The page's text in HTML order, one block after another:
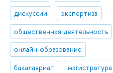
дискуссии
экспертиза
общественная деятельность
онлайн-образование
бакалавриат
магистратура